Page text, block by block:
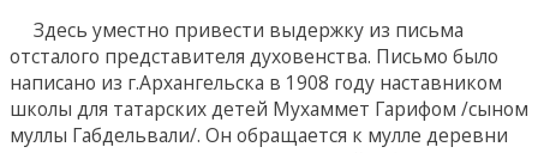
Здесь уместно привести выдержку из письма
отсталого представителя духовенства. Письмо было
написано из г.Архангельска в 1908 году наставником
школы для татарских детей Мухаммет Гарифом /сыном
муллы Габдельвали/. Он обращается к мулле деревни